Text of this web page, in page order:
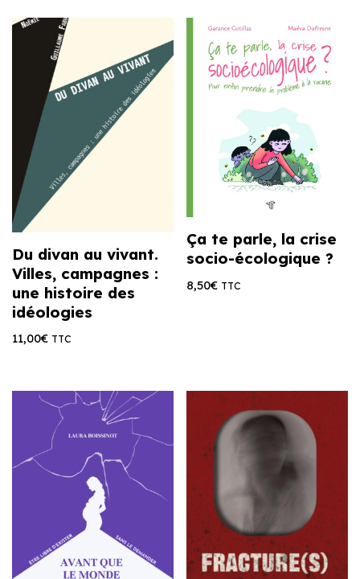
Du divan au vivant.
Villes, campagnes :
une histoire des
idéologies
11,00€ TTC
Ça te parle, la crise
socio-écologique ?
8,50€ TTC